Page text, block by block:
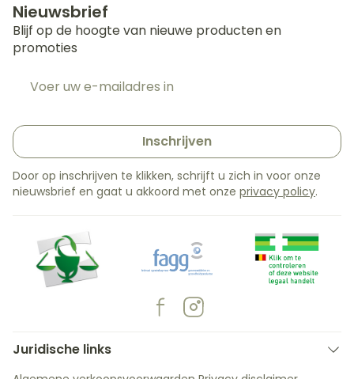
Nieuwsbrief
Blijf op de hoogte van nieuwe producten en
promoties
Inschrijven
Door op inschrijven te klikken, schrijft u zich in voor onze
nieuwsbrief en gaat u akkoord met onze privacy policy.
Juridische links